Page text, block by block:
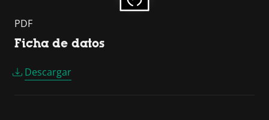
PDF
Ficha de datos
Descargar